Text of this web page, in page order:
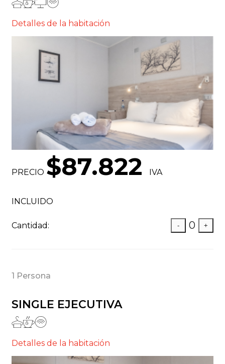
Detalles de la habitación
PRECIO $87.822 IVA
INCLUIDO
Cantidad: - 0 +
1 Persona
SINGLE EJECUTIVA
Detalles de la habitación